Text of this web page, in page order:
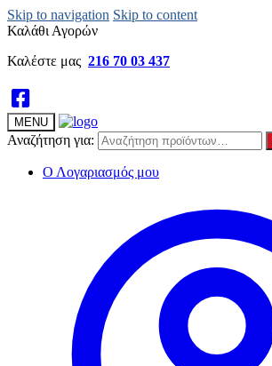
Skip to navigation Skip to content
Καλάθι Αγορών
Καλέστε μας 216 70 03 437
MENU
Αναζήτηση για:
Ο Λογαριασμός μου